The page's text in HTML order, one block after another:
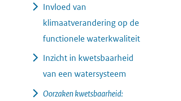
Invloed van
klimaatverandering op de
functionele waterkwaliteit
Inzicht in kwetsbaarheid
van een watersysteem
Oorzaken kwetsbaarheid: